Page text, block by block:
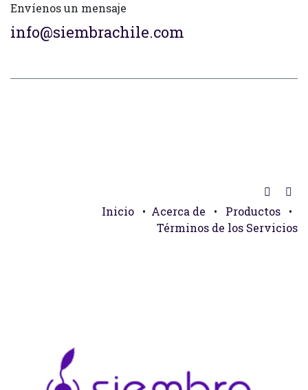
Envíenos un mensaje
info@siembrachile.com
Inicio • Acerca de • Productos
•
Términos de los Servicios